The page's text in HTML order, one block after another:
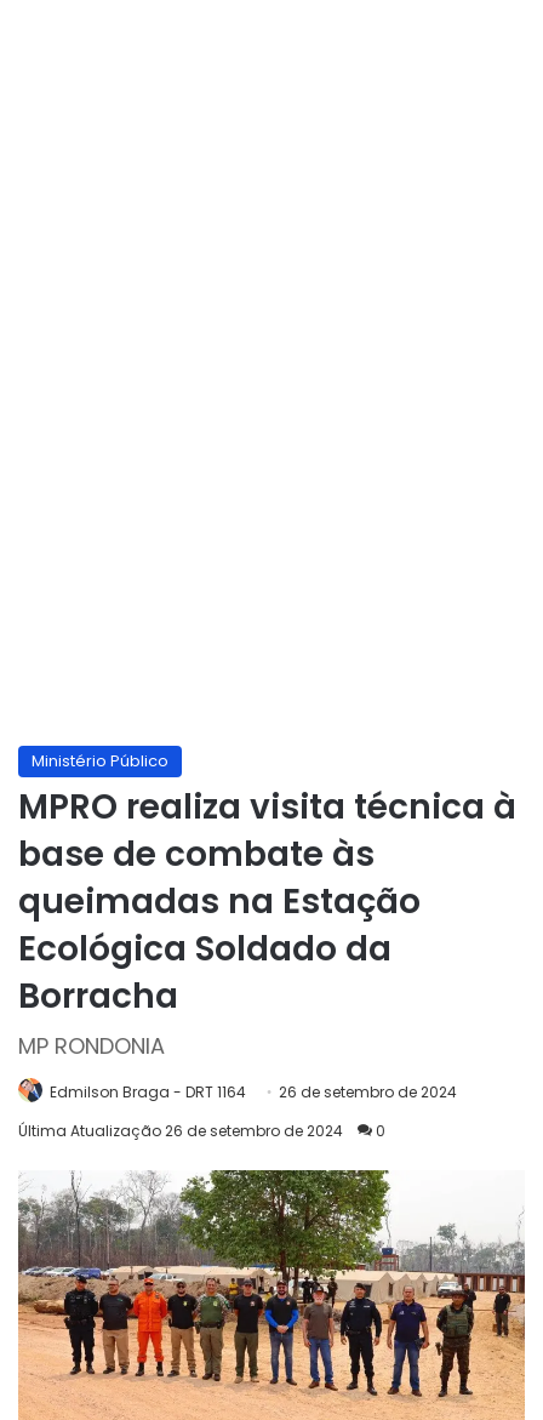
Ministério Público
MPRO realiza visita técnica à
base de combate às
queimadas na Estação
Ecológica Soldado da
Borracha
MP RONDONIA
Edmilson Braga - DRT 1164
26 de setembro de 2024
Última Atualização 26 de setembro de 2024
0